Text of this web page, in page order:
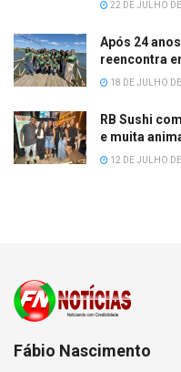
22 DE JULHO
Após 24
reencontra
18 DE JULHO
RB Sushi
e muita
12 DE JULHO
Fábio Nascimento